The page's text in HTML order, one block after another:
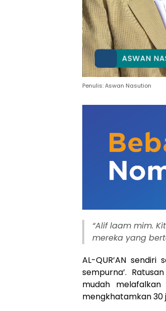
Penulis: Aswan Nasution
“Alif laam mim.
mereka yang
AL-QUR’AN
sempurna’.
mudah
mengkhatamkan 30